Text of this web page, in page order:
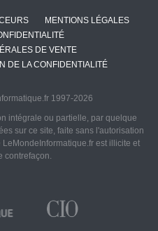
MENTIONS LÉGALES
DE VENTE
DE LA CONFIDENTIALITÉ
1997-2026
intégrale ou partielle, par quelque
sur ce site, faite sans l'autorisation
est illicite et
contrefaçon.